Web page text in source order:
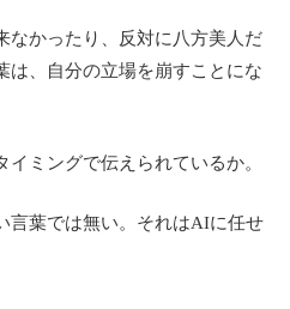
なかったり、反対に八方美人だ
は、自分の立場を崩すことにな
ミングで伝えられているか。
言葉では無い。それはAIに任せ